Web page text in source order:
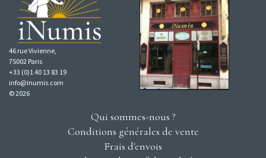
46 rue Vivienne,
75002 Paris
+33 (0)1 40 13 83 19
info@inumis.com
© 2026
Qui sommes-nous ?
Conditions générales de vente
Frais d'envois